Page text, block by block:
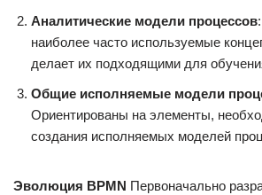
Аналитические модели процессов
наиболее часто используемые
делает их подходящими для
Общие исполняемые модели
Ориентированы на элементы,
создания исполняемых моделей
Эволюция BPMN Первоначально